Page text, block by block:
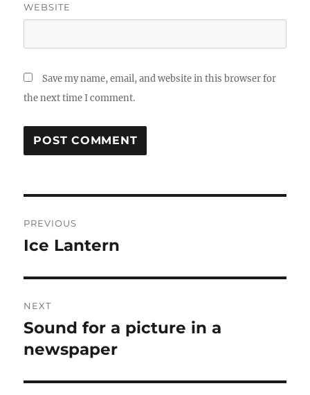
WEBSITE
Save my name, email, and website in this browser for
the next time I comment.
navigation
PREVIOUS
Previous
Ice Lantern
NEXT
Next
post:
Sound for a picture in a
newspaper